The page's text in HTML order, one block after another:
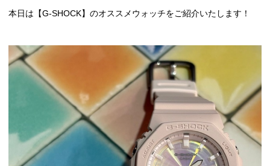
本日は【G-SHOCK】のオススメウォッチをご紹介いたします！